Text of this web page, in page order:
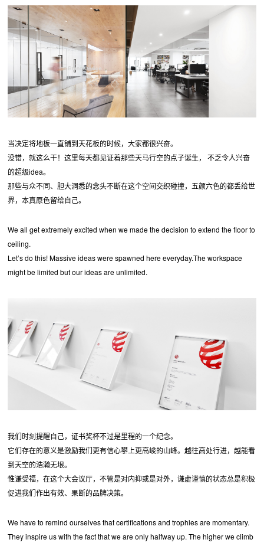
当决定将地板一直铺到天花板的时候，大家都很兴奋。
没错，就这么干！这里每天都见证着那些天马行空的点子诞生， 不乏令人兴奋
的超级idea。
那些与众不同、胆大洞悉的念头不断在这个空间交织碰撞，五颜六色的都丢给世
界，本真原色留给自己。
We all get extremely excited when we made the decision to extend the floor to
ceiling.
Let’s do this! Massive ideas were spawned here everyday.The workspace
might be limited but our ideas are unlimited.
我们时刻提醒自己，证书奖杯不过是里程的一个纪念。
它们存在的意义是激励我们更有信心攀上更高峻的山峰。越往高处行进，越能看
到天空的浩瀚无垠。
惟谦受福，在这个大会议厅，不管是对内抑或是对外，谦虚谨慎的状态总是积极
促进我们作出有效、果断的品牌决策。
We have to remind ourselves that certifications and trophies are momentary.
They inspire us with the fact that we are only halfway up. The higher we climb